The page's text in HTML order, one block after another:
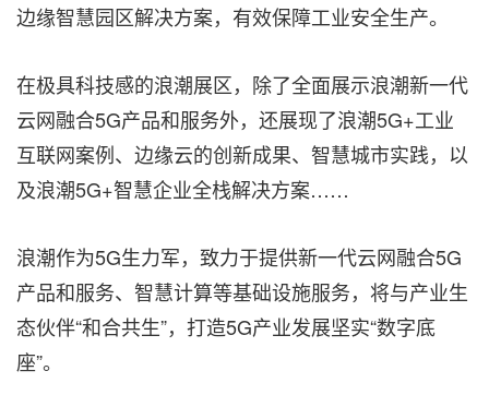
边缘智慧园区解决方案，有效保障工业安全生产。
在极具科技感的浪潮展区，除了全面展示浪潮新一代
云网融合5G产品和服务外，还展现了浪潮5G+工业
互联网案例、边缘云的创新成果、智慧城市实践，以
及浪潮5G+智慧企业全栈解决方案……
浪潮作为5G生力军，致力于提供新一代云网融合5G
产品和服务、智慧计算等基础设施服务，将与产业生
态伙伴“和合共生”，打造5G产业发展坚实“数字底
座”。